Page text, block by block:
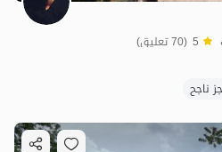
5 (70 تعليق)